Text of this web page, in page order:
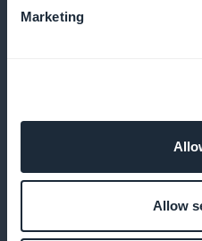
Marketing
Allow
ou appel d’offres sont
accès premium via